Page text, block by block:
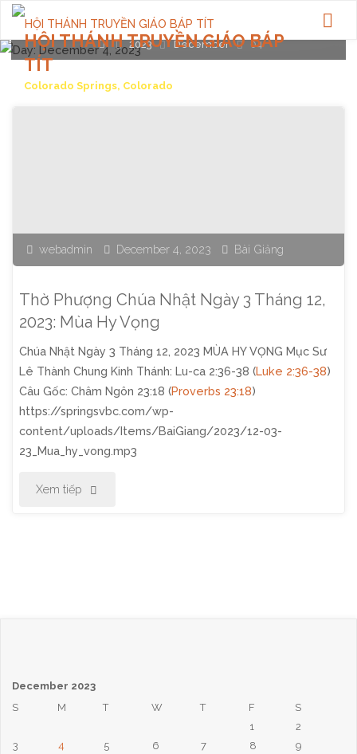
HỘI THÁNH TRUYỀN GIÁO BÁP
TÍT
Colorado Springs, Colorado
Home2023 December 04
webadmin December 4, 2023 Bài Giảng
Thờ Phượng Chúa Nhật Ngày 3 Tháng 12,
2023: Mùa Hy Vọng
Chúa Nhật Ngày 3 Tháng 12, 2023 MÙA HY VỌNG Mục Sư
Lê Thành Chung Kinh Thánh: Lu-ca 2:36-38 (Luke 2:36-38)
Câu Gốc: Châm Ngôn 23:18 (Proverbs 23:18)
https://springsvbc.com/wp-
content/uploads/Items/BaiGiang/2023/12-03-
23_Mua_hy_vong.mp3
Xem tiếp "Thờ
Tháng
December 2023
S
M T W T F
S
1
2
3
4 5 6 7 8
9